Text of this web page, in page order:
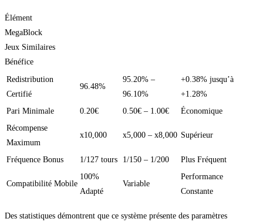
Élément
MegaBlock
Jeux Similaires
Bénéfice
Redistribution
Certifié
96.48%
95.20% –
96.10%
+0.38% jusqu’à
+1.28%
Pari Minimale
0.20€ 0.50€ – 1.00€
Économique
Récompense
Maximum
x10,000 x5,000 – x8,000 Supérieur
Fréquence Bonus 1/127 tours 1/150 – 1/200 Plus Fréquent
Compatibilité Mobile
100%
Adapté
Variable
Performance
Constante
Des statistiques démontrent que ce système présente des paramètres